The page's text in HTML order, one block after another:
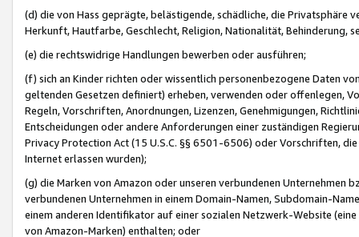
(d) die von Hass geprägte, belästigende, schädliche, die Privatsphäre
Herkunft, Hautfarbe, Geschlecht, Religion, Nationalität, Behinderung,
(e) die rechtswidrige Handlungen bewerben oder ausführen;
(f) sich an Kinder richten oder wissentlich personenbezogene Daten
geltenden Gesetzen definiert) erheben, verwenden oder offenlegen,
Regeln, Vorschriften, Anordnungen, Lizenzen, Genehmigungen,
Entscheidungen oder andere Anforderungen einer zuständigen
Privacy Protection Act (15 U.S.C. §§ 6501-6506) oder Vorschriften,
Internet erlassen wurden);
(g) die Marken von Amazon oder unseren verbundenen Unternehmen
verbundenen Unternehmen in einem Domain-Namen, Subdomain-
einem anderen Identifikator auf einer sozialen Netzwerk-Website
von Amazon-Marken) enthalten; oder